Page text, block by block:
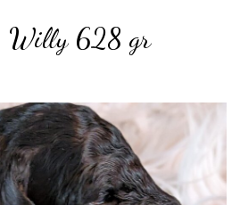
Willy 628 gr